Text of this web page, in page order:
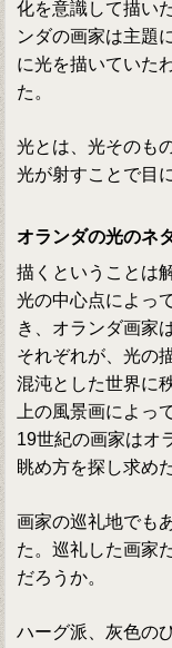
化を意識して描い
ンダの画家は主題
に光を描いていた
た。
光とは、光そのも
光が射すことで目
オランダの光のネ
描くということは
光の中心点によっ
き、オランダ画家
それぞれが、光の
混沌とした世界に
上の風景画によっ
19世紀の画家はオ
眺め方を探し求めた
画家の巡礼地でも
た。巡礼した画家
だろうか。
ハーグ派、灰色の